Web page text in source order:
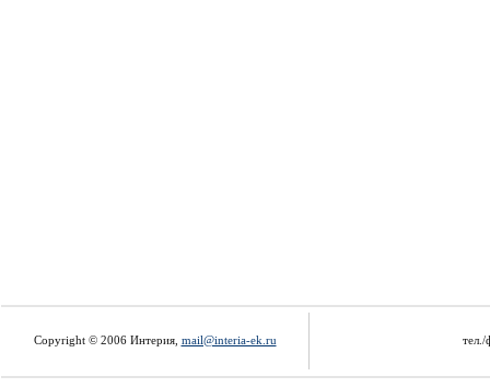
Copyright © 2006 Интерия, mail@interia-ek.ru